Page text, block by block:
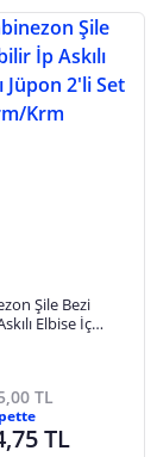
Şile Bezi
Elbise İç
TL
TL